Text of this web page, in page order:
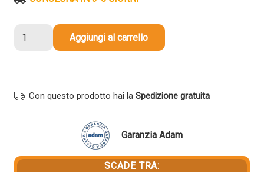
GIALLO
Aggiungi al carrello
Con questo prodotto hai la Spedizione gratuita
Garanzia Adam
SCADE TRA: